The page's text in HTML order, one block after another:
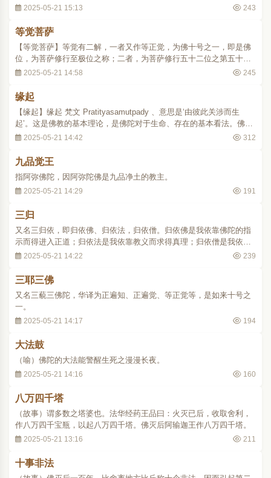
声闻之人由观四谛之理而出离生死，以达涅槃，故称四谛法门为声闻
2025-05-21 15:13 243
等觉菩萨
【等觉菩萨】等觉有二解，一者又作等正觉，为佛十号之一，即是佛
位，为菩萨修行至极位之称；二者，为菩萨修行五十二位之第五十一
位，称等觉者，意谓与佛相等，而修行上尚逊一筹。亦称有上士，以
成佛。..
2025-05-21 14:58 245
缘起
【缘起】缘起 梵文 Pratityasamutpady 、意思是‘由彼此关涉而生
起’。这是佛教的基本理论，是佛陀对于生命、存在的基本看法。佛陀
认为，现象界中，没有永恒存在的事物，也没有孤立存在的事物，一
谓：‘此有故彼有，此生故彼生；此无故彼无，..
2025-05-21 14:42 312
九品觉王
指阿弥佛陀，因阿弥陀佛是九品净土的教主。
2025-05-21 14:29 191
三归
又名三归依，即归依佛、归依法，归依僧。归依佛是我依靠佛陀的指
示而得进入正道；归依法是我依靠教义而求得真理；归依僧是我依靠
僧伽的引导而正信佛教。
2025-05-21 14:22 239
三耶三佛
又名三藐三佛陀，华译为正遍知、正遍觉、等正觉等，是如来十号之
一。
2025-05-21 14:17 194
大法鼓
（喻）佛陀的大法能警醒生死之漫漫长夜。
2025-05-21 14:16 160
八万四千塔
（故事）谓多数之塔婆也。法华经药王品曰：火灭已后，收取舍利，
作八万四千宝瓶，以起八万四千塔。佛灭后阿输迦王作八万四千塔。
2025-05-21 13:16 211
十事非法